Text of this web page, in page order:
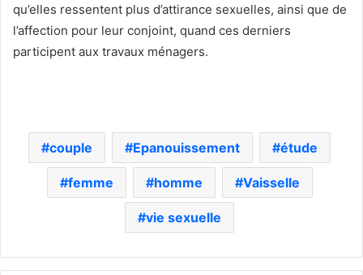
qu’elles ressentent plus d’attirance sexuelles, ainsi que de
l’affection pour leur conjoint, quand ces derniers
participent aux travaux ménagers.
couple Epanouissement étude
femme homme Vaisselle
vie sexuelle